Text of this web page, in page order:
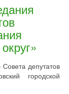
депутатов
городской